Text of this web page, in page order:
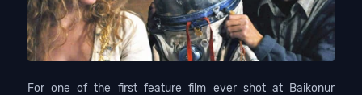
For one of the first feature film ever shot at Baikonur